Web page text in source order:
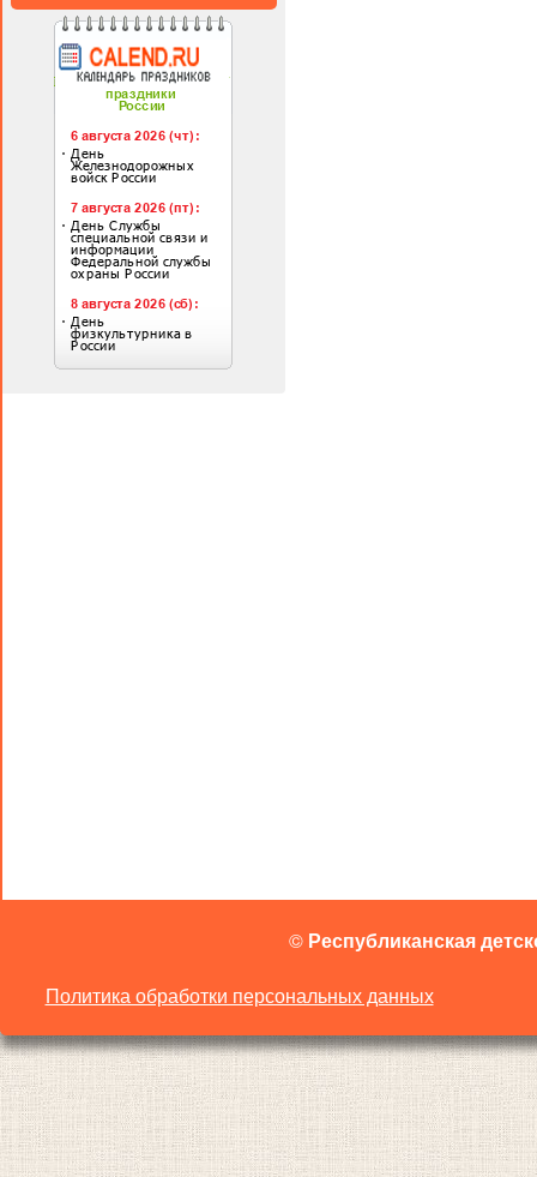
© Республиканская
Политика обработки персональных данных